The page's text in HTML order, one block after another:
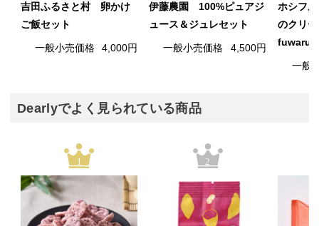
吉田ふるさと村 卵かけ
ご飯セット
一般小売価格 4,000円
伊藤農園 100%ピュアジ
ュース＆ジュレセット
一般小売価格 4,500円
ホシフ
のクリ
fuwaru
一般
Dearlyでよく見られている商品
1 2